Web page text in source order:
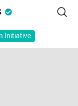
Initiative